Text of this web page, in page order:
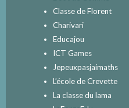
Classe de Florent
Charivari
Educajou
ICT Games
Jepeuxpasjaimaths
L’école de Crevette
La classe du lama